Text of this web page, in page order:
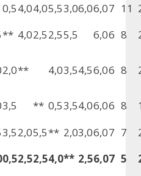
0,54,04,05,53,06,06,07 11
** 4,02,52,55,5 6,06 8
2,0** 4,03,54,56,06 8
3,5 ** 0,53,54,06,06 8
3,52,05,5** 2,03,06,07 7
0,52,52,54,0** 2,56,07 5